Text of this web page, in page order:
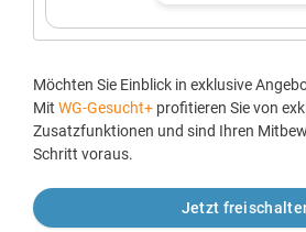
Möchten Sie Einblick in exklusive
Mit WG-Gesucht+ profitieren Sie von
Zusatzfunktionen und sind Ihren
Schritt voraus.
Jetzt